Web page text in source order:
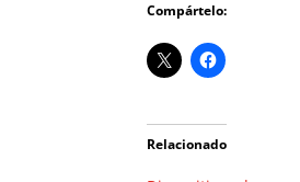
Compártelo:
Relacionado